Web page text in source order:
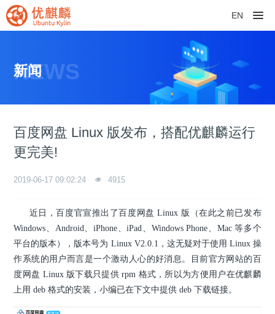
EN
NEWS
新闻
百度网盘 Linux 版发布，搭配优麒麟运行
更完美!
2019-06-17 09:02:24 4915
近日，百度官宣推出了百度网盘 Linux 版（在此之前已发布
Windows、Android、iPhone、iPad、Windows Phone、Mac 等多个
平台的版本），版本号为 Linux V2.0.1，这无疑对于使用 Linux 操
作系统的用户而言是一个激动人心的好消息。目前官方网站的百
度网盘 Linux 版下载只提供 rpm 格式，所以为方便用户在优麒麟
上用 deb 格式的安装，小编已在下文中提供 deb 下载链接。